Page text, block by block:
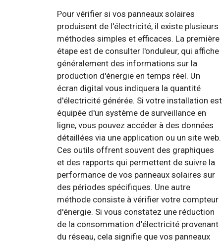
Pour vérifier si vos panneaux solaires
produisent de l'électricité, il existe plusieurs
méthodes simples et efficaces. La première
étape est de consulter l'onduleur, qui affiche
généralement des informations sur la
production d'énergie en temps réel. Un
écran digital vous indiquera la quantité
d'électricité générée. Si votre installation est
équipée d'un système de surveillance en
ligne, vous pouvez accéder à des données
détaillées via une application ou un site web.
Ces outils offrent souvent des graphiques
et des rapports qui permettent de suivre la
performance de vos panneaux solaires sur
des périodes spécifiques. Une autre
méthode consiste à vérifier votre compteur
d'énergie. Si vous constatez une réduction
de la consommation d'électricité provenant
du réseau, cela signifie que vos panneaux